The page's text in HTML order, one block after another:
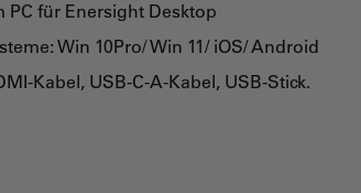
PC für Enersight Desktop
Win 10Pro/ Win 11/ iOS/ Android
Kabel, USB-C-A-Kabel, USB-Stick.